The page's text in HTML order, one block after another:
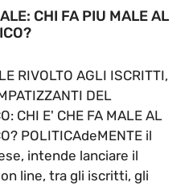
CHI FA PIU MALE AL
RIVOLTO AGLI ISCRITTI,
DEL
CHI E' CHE FA MALE AL
POLITICAdeMENTE il
intende lanciare il
line, tra gli iscritti, gli